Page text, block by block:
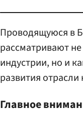
Проводящуюся в
рассматривают
индустрии, но и
развития
Главное